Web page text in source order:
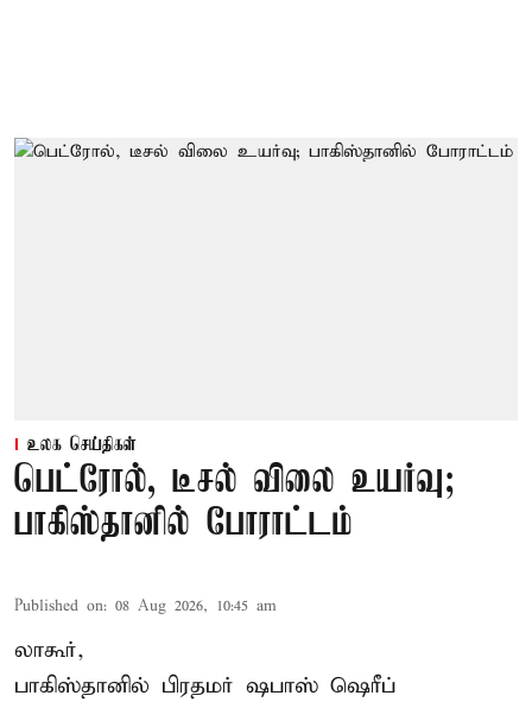
உலக செய்திகள்
பெட்ரோல், டீசல் விலை உயர்வு;
பாகிஸ்தானில் போராட்டம்
Published on: 08 Aug 2026, 10:45 am
லாகூர்,
பாகிஸ்தானில் பிரதமர் ஷபாஸ் ஷெரீப்